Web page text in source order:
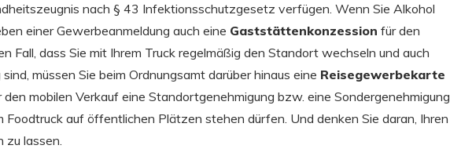
nach § 43 Infektionsschutzgesetz verfügen. Wenn Sie Alkohol
einer Gewerbeanmeldung auch eine Gaststättenkonzession für den
Fall, dass Sie mit Ihrem Truck regelmäßig den Standort wechseln und auch
müssen Sie beim Ordnungsamt darüber hinaus eine Reisegewerbekarte
mobilen Verkauf eine Standortgenehmigung bzw. eine Sondergenehmigung
Foodtruck auf öffentlichen Plätzen stehen dürfen. Und denken Sie daran, Ihren
zu lassen.